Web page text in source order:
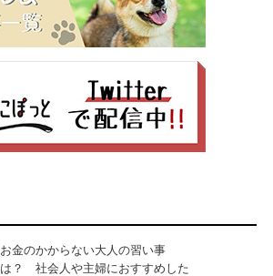
お金のかからない大人の習い事
は？ 社会人や主婦におすすめした